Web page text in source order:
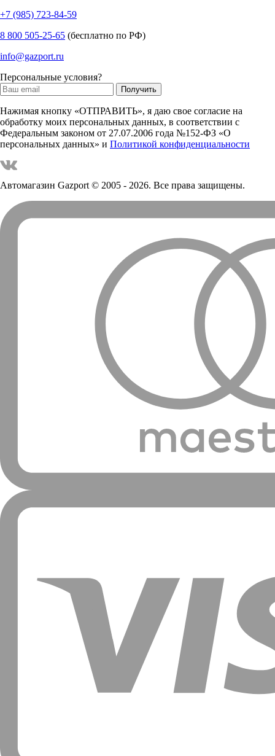
+7 (985) 723-84-59
8 800 505-25-65 (бесплатно по РФ)
info@gazport.ru
Персональные условия?
Нажимая кнопку «ОТПРАВИТЬ», я даю свое согласие на
обработку моих персональных данных, в соответствии с
Федеральным законом от 27.07.2006 года №152-ФЗ «О
персональных данных» и Политикой конфиденциальности
Автомагазин Gazport© 2005 - 2026. Все права защищены.